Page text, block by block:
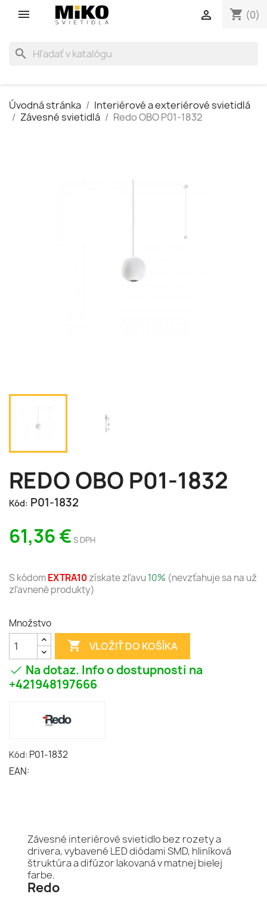
shopping_cart (0)

search
Úvodná stránka
Interiérové a exteriérové svietidlá
Závesné svietidlá
Redo OBO P01-1832
REDO OBO P01-1832
Kód: P01-1832
61,36 €S DPH
S kódomEXTRA10získate zľavu10% (nevzťahuje sa na už
zľavnené produkty)
Množstvo
 VLOŽIŤ DO KOŠÍKA
 Na dotaz. Info o dostupnosti na
+421948197666
Kód: P01-1832
EAN:
Závesné interiérové svietidlo bez rozety a
drivera, vybavené LED diódami SMD, hliníková
štruktúra a difúzor lakovaná v matnej bielej
farbe.
Redo